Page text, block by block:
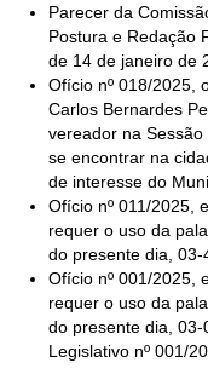
Parecer da
Postura e Redação
de 14 de janeiro de
Ofício nº 018/2025,
Carlos Bernardes
vereador na
se encontrar na
de interesse do
Ofício nº 011/2025,
requer o uso da
do presente dia,
Ofício nº 001/2025,
requer o uso da
do presente dia,
Legislativo nº 001/